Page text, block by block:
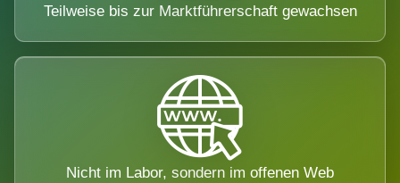
Teilweise bis zur Marktführerschaft gewachsen
Nicht im Labor, sondern im offenen Web